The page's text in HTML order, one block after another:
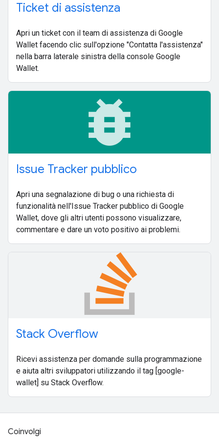
Ticket di assistenza
Apri un ticket con il team di assistenza di Google
Wallet facendo clic sull'opzione "Contatta l'assistenza"
nella barra laterale sinistra della console Google
Wallet.
bug_report
Issue Tracker pubblico
Apri una segnalazione di bug o una richiesta di
funzionalità nell'Issue Tracker pubblico di Google
Wallet, dove gli altri utenti possono visualizzare,
commentare e dare un voto positivo ai problemi.
Stack Overflow
Ricevi assistenza per domande sulla programmazione
e aiuta altri sviluppatori utilizzando il tag [google-
wallet] su Stack Overflow.
Coinvolgi